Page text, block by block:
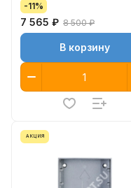
-11%
7 565 ₽ 8 500 ₽
В корзину
АКЦИЯ